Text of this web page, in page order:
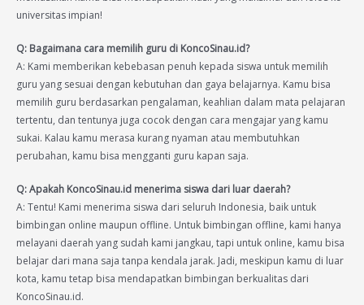
universitas impian!
Q: Bagaimana cara memilih guru di KoncoSinau.id?
A: Kami memberikan kebebasan penuh kepada siswa untuk memilih
guru yang sesuai dengan kebutuhan dan gaya belajarnya. Kamu bisa
memilih guru berdasarkan pengalaman, keahlian dalam mata pelajaran
tertentu, dan tentunya juga cocok dengan cara mengajar yang kamu
sukai. Kalau kamu merasa kurang nyaman atau membutuhkan
perubahan, kamu bisa mengganti guru kapan saja.
Q: Apakah KoncoSinau.id menerima siswa dari luar daerah?
A: Tentu! Kami menerima siswa dari seluruh Indonesia, baik untuk
bimbingan online maupun offline. Untuk bimbingan offline, kami hanya
melayani daerah yang sudah kami jangkau, tapi untuk online, kamu bisa
belajar dari mana saja tanpa kendala jarak. Jadi, meskipun kamu di luar
kota, kamu tetap bisa mendapatkan bimbingan berkualitas dari
KoncoSinau.id.